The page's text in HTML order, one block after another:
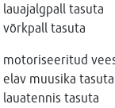
lauajalgpall tasuta
võrkpall tasuta
motoriseeritud
elav muusika tasuta
lauatennis tasuta